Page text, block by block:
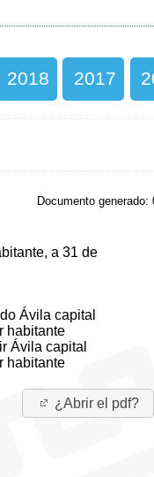
2018 2017
Documento generado:
a 31 de
Ávila capital
habitante
Ávila capital
habitante
¿Abrir el pdf?